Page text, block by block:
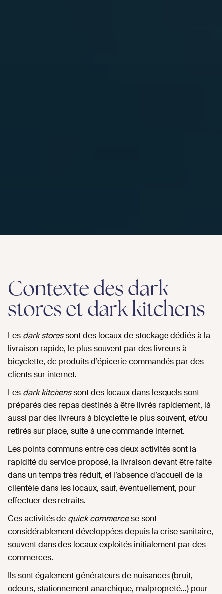
Contexte des dark
stores et dark kitchens
Les dark storessont des locaux de stockage dédiés à la
livraison rapide, le plus souvent par des livreurs à
bicyclette, de produits d’épicerie commandés par des
clients sur internet.
Les dark kitchenssont des locaux dans lesquels sont
préparés des repas destinés à être livrés rapidement, là
aussi par des livreurs à bicyclette le plus souvent, et/ou
retirés sur place, suite à une commande internet.
Les points communs entre ces deux activités sont la
rapidité du service proposé, la livraison devant être faite
dans un temps très réduit, et l’absence d’accueil de la
clientèle dans les locaux, sauf, éventuellement, pour
effectuer des retraits.
Ces activités de quick commercese sont
considérablement développées depuis la crise sanitaire,
souvent dans des locaux exploités initialement par des
commerces.
Ils sont également générateurs de nuisances (bruit,
odeurs, stationnement anarchique, malpropreté…) pour